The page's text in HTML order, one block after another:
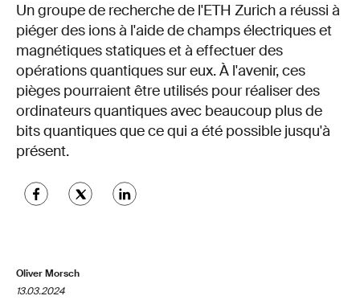
Un groupe de recherche de l'ETH Zurich a réussi à
piéger des ions à l'aide de champs électriques et
magnétiques statiques et à effectuer des
opérations quantiques sur eux. À l'avenir, ces
pièges pourraient être utilisés pour réaliser des
ordinateurs quantiques avec beaucoup plus de
bits quantiques que ce qui a été possible jusqu'à
présent.
Oliver Morsch
13.03.2024